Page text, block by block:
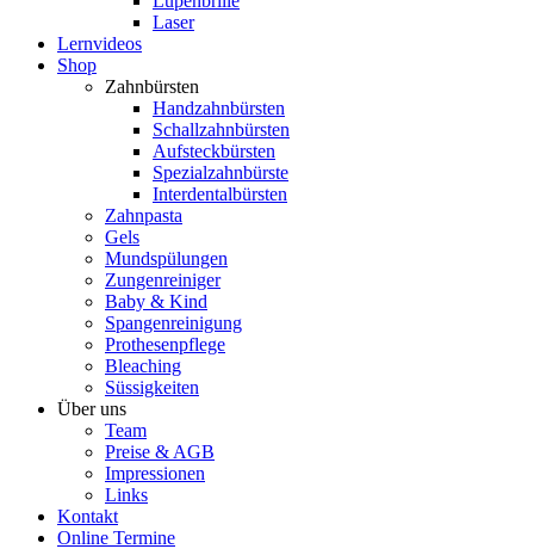
Laser
Lernvideos
Shop
Zahnbürsten
Handzahnbürsten
Schallzahnbürsten
Aufsteckbürsten
Spezialzahnbürste
Interdentalbürsten
Zahnpasta
Gels
Mundspülungen
Zungenreiniger
Baby & Kind
Spangenreinigung
Prothesenpflege
Bleaching
Süssigkeiten
Über uns
Team
Preise & AGB
Impressionen
Links
Kontakt
Online Termine